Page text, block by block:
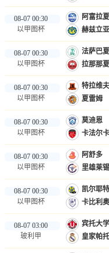
08-07 00:30
以甲图杯
阿富拉
赫兹立
08-07 00:30
以甲图杯
法萨巴
拉那那
08-07 00:30
以甲图杯
特拉维
夏雷姆
08-07 00:30
以甲图杯
莫迪恩
卡法尔
08-07 00:30
以甲图杯
阿舒多
里雄莱
08-07 00:30
以甲图杯
凯尔耶特
卡比利
08-07 03:00
玻利甲
宾托大
皇家帕